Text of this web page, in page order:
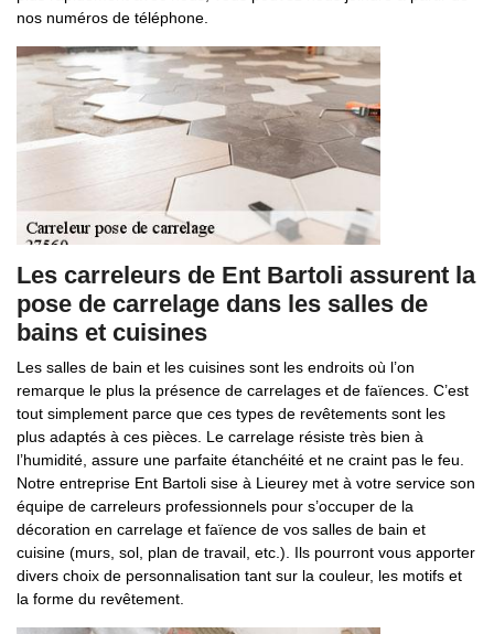
nos numéros de téléphone.
Les carreleurs de Ent Bartoli assurent la
pose de carrelage dans les salles de
bains et cuisines
Les salles de bain et les cuisines sont les endroits où l’on
remarque le plus la présence de carrelages et de faïences. C’est
tout simplement parce que ces types de revêtements sont les
plus adaptés à ces pièces. Le carrelage résiste très bien à
l’humidité, assure une parfaite étanchéité et ne craint pas le feu.
Notre entreprise Ent Bartoli sise à Lieurey met à votre service son
équipe de carreleurs professionnels pour s’occuper de la
décoration en carrelage et faïence de vos salles de bain et
cuisine (murs, sol, plan de travail, etc.). Ils pourront vous apporter
divers choix de personnalisation tant sur la couleur, les motifs et
la forme du revêtement.